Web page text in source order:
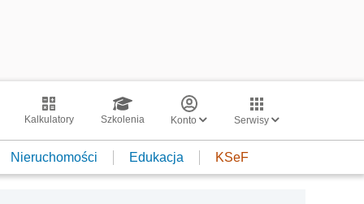
Kalkulatory Szkolenia Konto Serwisy
Nieruchomości Edukacja KSeF